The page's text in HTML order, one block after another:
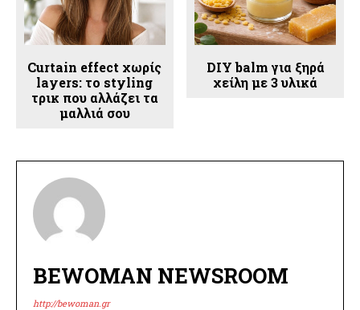
Curtain effect χωρίς
layers: το styling
τρικ που αλλάζει τα
μαλλιά σου
DIY balm για ξηρά
χείλη με 3 υλικά
BEWOMAN NEWSROOM
http://bewoman.gr